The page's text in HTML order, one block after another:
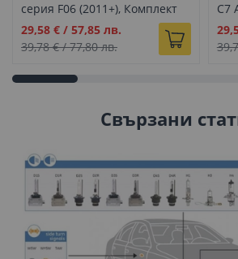
серия F06 (2011+), Комплект
12 бр.
Промо
цена
29,58 € / 57,85 лв.
39,78 €/77,80 лв.
C7
Свързани